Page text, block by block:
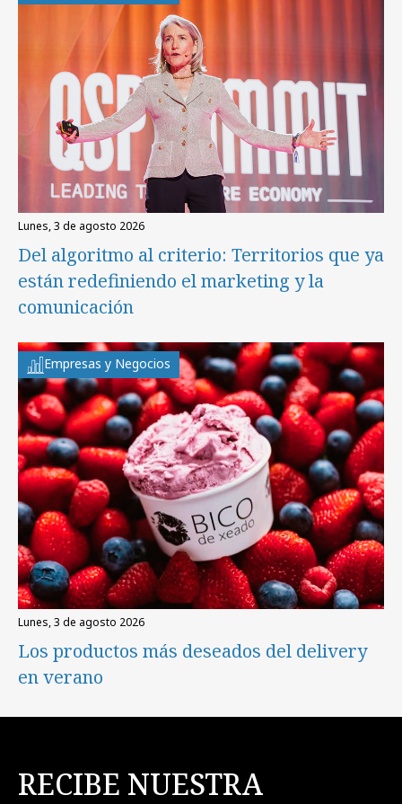
lunes, 3 de agosto 2026
Del algoritmo al criterio: Territorios que ya
están redefiniendo el marketing y la
comunicación
Empresas y Negocios
lunes, 3 de agosto 2026
Los productos más deseados del delivery
en verano
RECIBE NUESTRA